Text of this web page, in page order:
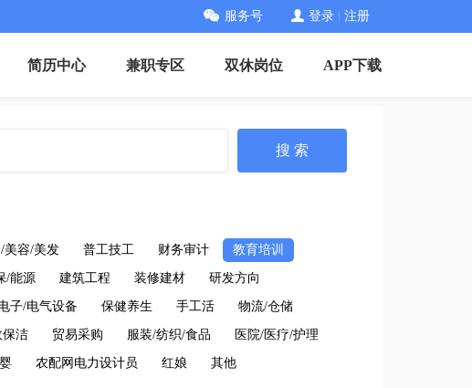
服务号 登录 注册
简历中心 兼职专区 双休岗位 APP下载
搜 索
/美容/美发 普工技工 财务审计 教育培训
/能源 建筑工程 装修建材 研发方向
子/电气设备 保健养生 手工活 物流/仓储
保洁 贸易采购 服装/纺织/食品 医院/医疗/护理
农配网电力设计员 红娘 其他